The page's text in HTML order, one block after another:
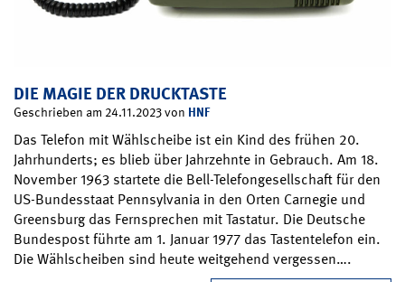
DIE MAGIE DER DRUCKTASTE
Geschrieben am 24.11.2023 von HNF
Das Telefon mit Wählscheibe ist ein Kind des frühen 20.
Jahrhunderts; es blieb über Jahrzehnte in Gebrauch. Am 18.
November 1963 startete die Bell-Telefongesellschaft für den
US-Bundesstaat Pennsylvania in den Orten Carnegie und
Greensburg das Fernsprechen mit Tastatur. Die Deutsche
Bundespost führte am 1. Januar 1977 das Tastentelefon ein.
Die Wählscheiben sind heute weitgehend vergessen….